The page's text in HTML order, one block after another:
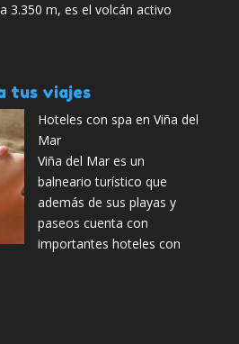
3.350 m, es el volcán activo
tus viajes
Hoteles con spa en Viña del
Mar
Viña del Mar es un
balneario turístico que
además de sus playas y
paseos cuenta con
importantes hoteles con